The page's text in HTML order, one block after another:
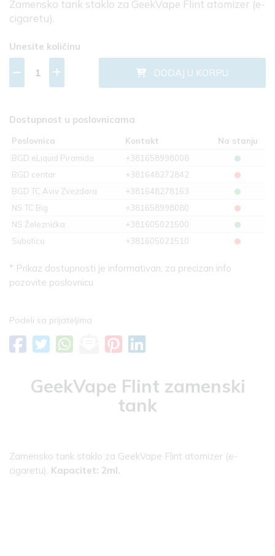
Zamensko tank staklo za GeekVape Flint atomizer (e-
cigaretu).
Unesite količinu
DODAJ U KORPU
Dostupnost u poslovnicama
Poslovnica Kontakt
Na stanju
BGD eLiquid Piramida
+381658998008
BGD centar
+381648272842
BGD TC Aviv Zvezdara
+381648278163
NS TC Big
+381658998080
NS Železnička
+381605021500
Subotica
+381605021510
* Prikaz dostupnosti je informativan, za precizan info
pozovite poslovnicu
Podeli sa prijateljima
GeekVape Flint zamenski
tank
Zamensko tank staklo za GeekVape Flint atomizer (e-
cigaretu). Kapacitet: 2ml.